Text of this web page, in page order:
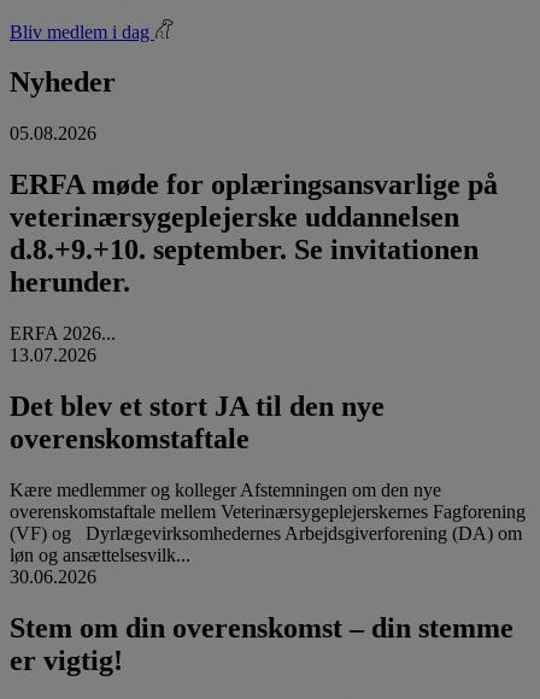
Bliv medlem i dag
Nyheder
05.08.2026
ERFA møde for oplæringsansvarlige på
veterinærsygeplejerske uddannelsen
d.8.+9.+10. september. Se invitationen
herunder.
ERFA 2026...
13.07.2026
Det blev et stort JA til den nye
overenskomstaftale
Kære medlemmer og kolleger Afstemningen om den nye
overenskomstaftale mellem Veterinærsygeplejerskernes Fagforening
(VF) og Dyrlægevirksomhedernes Arbejdsgiverforening (DA) om
løn og ansættelsesvilk...
30.06.2026
Stem om din overenskomst – din stemme
er vigtig!